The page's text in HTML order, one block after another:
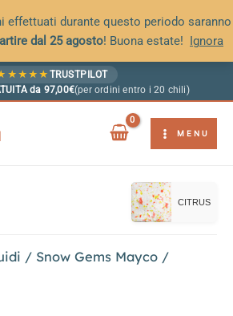
effettuati durante questo periodo saranno
dal 25 agosto! Buona estate! Ignora
★ ★ ★ ★ TRUSTPILOT
da 97,00€(per ordini entro i 20 chili)
MENU
CITRUS
/ Snow Gems Mayco /